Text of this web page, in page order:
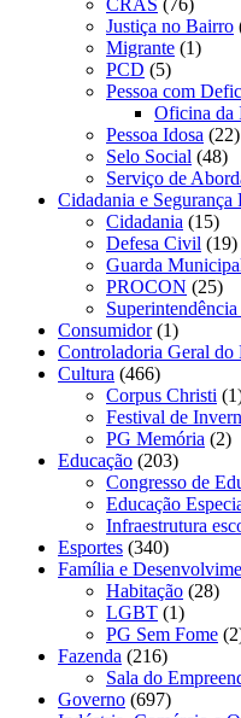
Justiça no Bairro
Migrante (1)
PCD (5)
Pessoa com
Oficina da
Pessoa Idosa (22)
Selo Social (48)
Serviço de
Cidadania e Segurança
Cidadania (15)
Defesa Civil (19)
Guarda
PROCON (25)
Consumidor(1)
Controladoria Geral
Cultura (466)
Corpus Christi
Festival de
PG Memória (2)
Educação (203)
Congresso de
Educação
Infraestrutura
Esportes (340)
Família e
Habitação (28)
LGBT (1)
PG Sem Fome
Fazenda (216)
Sala do
Governo (697)